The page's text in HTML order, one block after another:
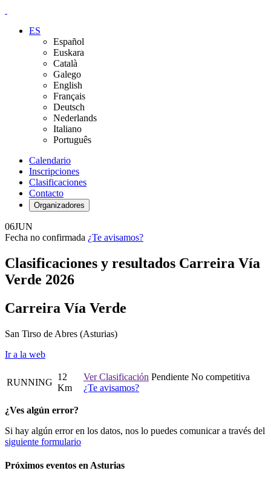
ES
Español
Euskara
Català
Galego
English
Français
Deutsch
Nederlands
Italiano
Português
Calendario
Inscripciones
Clasificaciones
Contacto
Organizadores
06JUN
Fecha no confirmada ¿Te avisamos?
Clasificaciones y resultados Carreira Vía
Verde 2026
Carreira Vía Verde
San Tirso de Abres (Asturias)
Ir a la web
RUNNING
12
Km
Ver Clasificación Pendiente No competitiva
¿Te avisamos?
¿Ves algún error?
Si hay algún error en los datos, nos lo puedes comunicar a través del
siguiente formulario
Próximos eventos en Asturias